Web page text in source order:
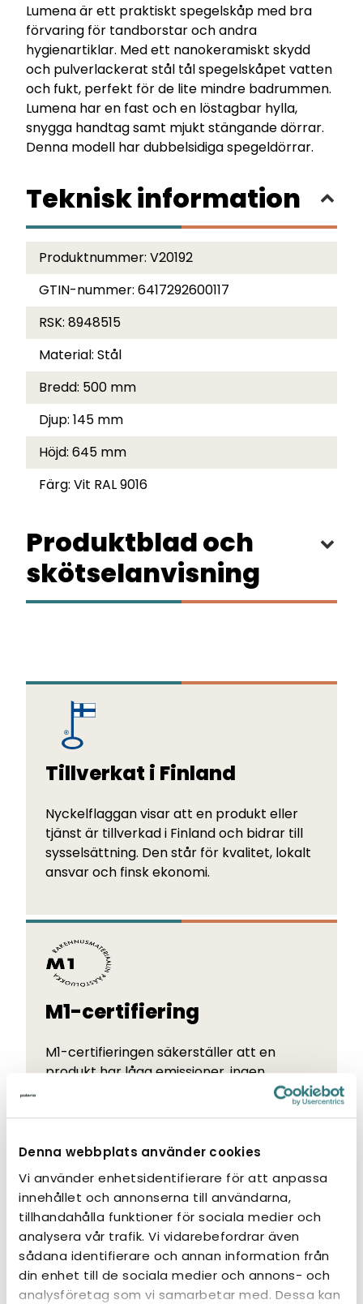
Denna webbplats använder cookies
Vi använder enhetsidentifierare för att anpassa
innehållet och annonserna till användarna,
tillhandahålla funktioner för sociala medier och
analysera vår trafik. Vi vidarebefordrar även
sådana identifierare och annan information från
din enhet till de sociala medier och annons- och
analysföretag som vi samarbetar med. Dessa kan
Lumena är ett praktiskt spegelskåp med bra
förvaring för tandborstar och andra
hygienartiklar. Med ett nanokeramiskt skydd
och pulverlackerat stål tål spegelskåpet vatten
och fukt, perfekt för de lite mindre badrummen.
Lumena har en fast och en löstagbar hylla,
snygga handtag samt mjukt stängande dörrar.
Denna modell har dubbelsidiga spegeldörrar.
Teknisk information
Produktnummer: V20192
GTIN-nummer: 6417292600117
RSK: 8948515
Material: Stål
Bredd: 500 mm
Djup: 145 mm
Höjd: 645 mm
Färg: Vit RAL 9016
Produktblad och
skötselanvisning
Tillverkat i Finland
Nyckelflaggan visar att en produkt eller
tjänst är tillverkad i Finland och bidrar till
sysselsättning. Den står för kvalitet, lokalt
ansvar och finsk ekonomi.
M1-certifiering
M1-certifieringen säkerställer att en
produkt har låga emissioner, ingen
störande lukt och är ett säkert val för en
hälsosam inomhusmiljö, även för allergiker.
Liknande produkter